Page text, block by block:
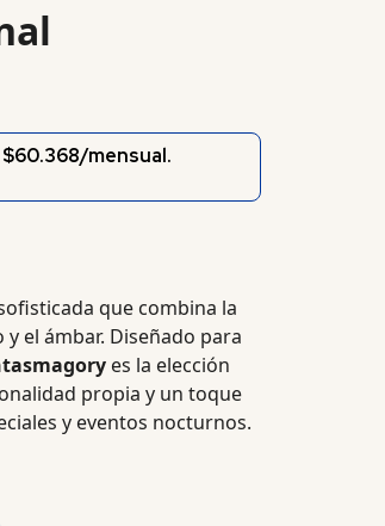
$60.368/mensual.
que combina la
el ámbar. Diseñado para
es la elección
propia y un toque
y eventos nocturnos.